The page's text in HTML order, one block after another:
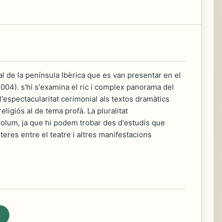
de la península Ibèrica que es van presentar en el
s'hi s'examina el ric i complex panorama del
cerimonial als textos dramàtics
al de tema profà. La pluralitat
ja que hi podem trobar des d'estudis que
entre el teatre i altres manifestacions